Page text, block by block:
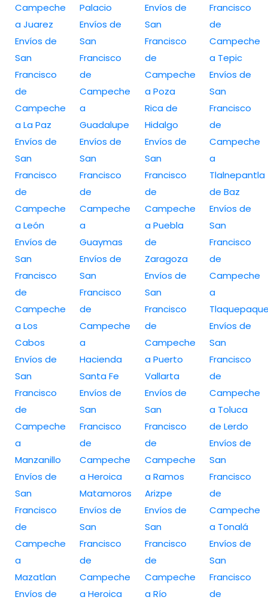
Campeche
a Juarez
Envíos de
San
Francisco
de
Campeche
a La Paz
Envíos de
San
Francisco
de
Campeche
a León
Envíos de
San
Francisco
de
Campeche
a Los
Cabos
Envíos de
San
Francisco
de
Campeche
a
Manzanillo
Envíos de
San
Francisco
de
Campeche
a
Mazatlan
Envíos de
Palacio
Envíos de
San
Francisco
de
Campeche
a
Guadalupe
Envíos de
San
Francisco
de
Campeche
a
Guaymas
Envíos de
San
Francisco
de
Campeche
a
Hacienda
Santa Fe
Envíos de
San
Francisco
de
Campeche
a Heroica
Matamoros
Envíos de
San
Francisco
de
Campeche
a Heroica
Envíos de
San
Francisco
de
Campeche
a Poza
Rica de
Hidalgo
Envíos de
San
Francisco
de
Campeche
a Puebla
de
Zaragoza
Envíos de
San
Francisco
de
Campeche
a Puerto
Vallarta
Envíos de
San
Francisco
de
Campeche
a Ramos
Arizpe
Envíos de
San
Francisco
de
Campeche
a Río
Francisco
de
Campeche
a Tepic
Envíos de
San
Francisco
de
Campeche
a
Tlalnepantla
de Baz
Envíos de
San
Francisco
de
Campeche
a
Envíos de
San
Francisco
de
Campeche
a Toluca
de Lerdo
Envíos de
San
Francisco
de
Campeche
a Tonalá
Envíos de
San
Francisco
de